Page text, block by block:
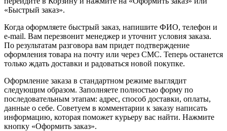
«Быстрый заказ».
Когда оформляете быстрый заказ, напишите ФИО, телефон и
e-mail. Вам перезвонит менеджер и уточнит условия заказа.
По результатам разговора вам придет подтверждение
оформления товара на почту или через СМС. Теперь останется
только ждать доставки и радоваться новой покупке.
Оформление заказа в стандартном режиме выглядит
следующим образом. Заполняете полностью форму по
последовательным этапам: адрес, способ доставки, оплаты,
данные о себе. Советуем в комментарии к заказу написать
информацию, которая поможет курьеру вас найти. Нажмите
кнопку «Оформить заказ».